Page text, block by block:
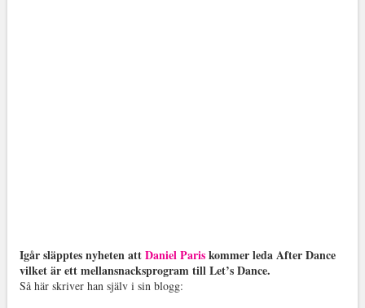
Igår släpptes nyheten attDaniel Pariskommer leda After Dance
vilket är ett mellansnacksprogram till Let’s Dance.
Så här skriver han själv i sin blogg: